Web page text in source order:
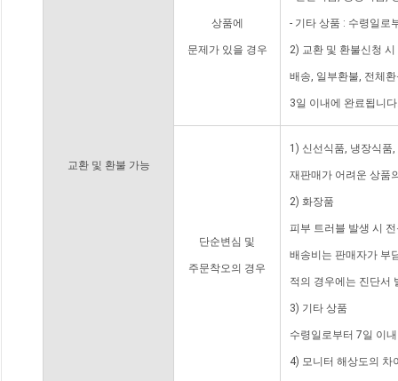
교환 및 환불 가능
상품에
문제가 있을 경우
- 기타 상품 : 수령일로
2) 교환 및 환불신청
배송, 일부환불, 전체
3일 이내에 완료됩니
단순변심 및
주문착오의 경우
1) 신선식품, 냉장식품
재판매가 어려운 상품
2) 화장품
피부 트러블 발생 시
배송비는 판매자가 부
적의 경우에는 진단서
3) 기타 상품
수령일로부터 7일 이
4) 모니터 해상도의 차